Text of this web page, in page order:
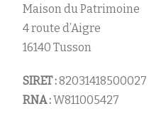
Maison du Patrimoine
4 route d’Aigre
16140 Tusson
SIRET :82031418500027
RNA :W811005427